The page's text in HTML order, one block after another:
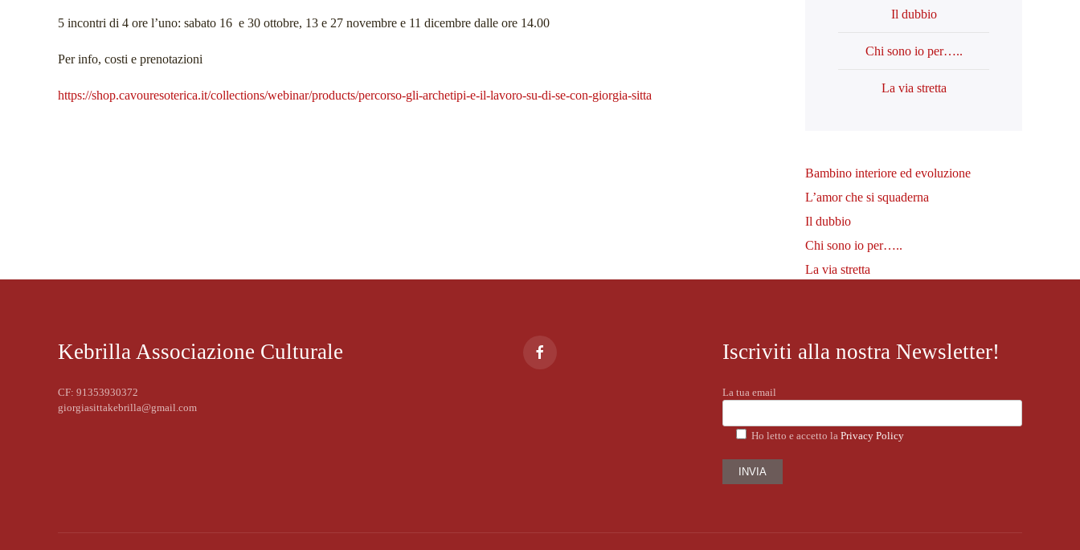
5 incontri di 4 ore l’uno: sabato 16 e 30 ottobre, 13 e 27 novembre e 11 dicembre dalle ore 14.00
Per info, costi e prenotazioni
https://shop.cavouresoterica.it/collections/webinar/products/percorso-gli-archetipi-e-il-lavoro-su-di-se-con-giorgia-sitta
Il dubbio
Chi sono io per…..
La via stretta
Bambino interiore ed evoluzione
L’amor che si squaderna
Il dubbio
Chi sono io per…..
La via stretta
Kebrilla Associazione Culturale
CF: 91353930372
giorgiasittakebrilla@gmail.com
Iscriviti alla nostra Newsletter!
La tua email
Ho letto e accetto la Privacy Policy